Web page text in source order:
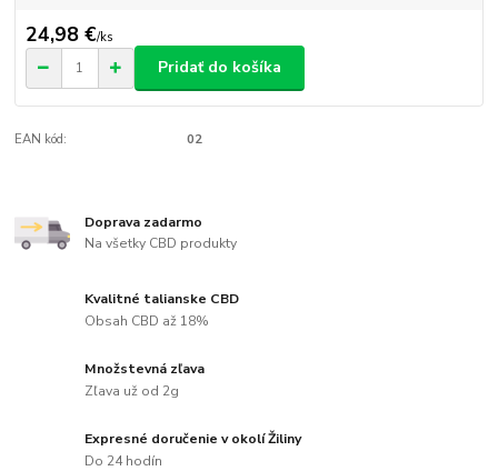
24,98 €/ks
Pridať do košíka
EAN kód: 02
Doprava zadarmo
Na všetky CBD produkty
Kvalitné talianske CBD
Obsah CBD až 18%
Množstevná zľava
Zľava už od 2g
Expresné doručenie v okolí Žiliny
Do 24 hodín